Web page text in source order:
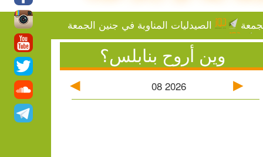
الصيدليات المناوبة في جنين الجمعة
فاوتشي على خلفية ملف كورونا
بالمدفعية
جنين
اغتيال الصحفية اللبنانية آمال خليل
وين أروح بنابلس؟
2026
08